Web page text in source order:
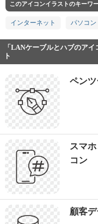
このアイコンイラストのキーワ
インターネット パソコン
「LANケーブルとハブのア
ト
ペン
スマ
コン
顧客